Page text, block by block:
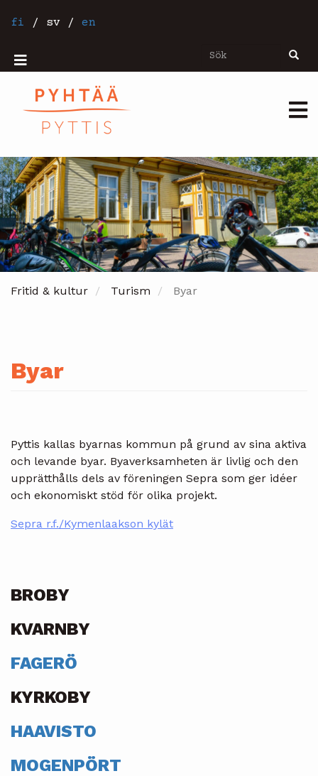
tillfi / sv / en
Sök Sök
Mobiilivalikko
Fritid & kultur Turism Byar
Byar
Pyttis kallas byarnas kommun på grund av sina aktiva
och levande byar. Byaverksamheten är livlig och den
upprätthålls dels av föreningen Sepra som ger idéer
och ekonomiskt stöd för olika projekt.
Sepra r.f./Kymenlaakson kylät
BROBY
KVARNBY
FAGERÖ
KYRKOBY
HAAVISTO
MOGENPÖRT